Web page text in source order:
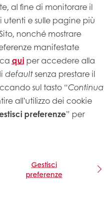
Suggerimenti
al fine di monitorare il
utenti e sulle pagine più
nonché mostrare
manifestate
quiper accedere alla
defaultsenza prestare il
sul tasto “Continua
all’utilizzo dei cookie
preferenze” per
Gestisci
preferenze